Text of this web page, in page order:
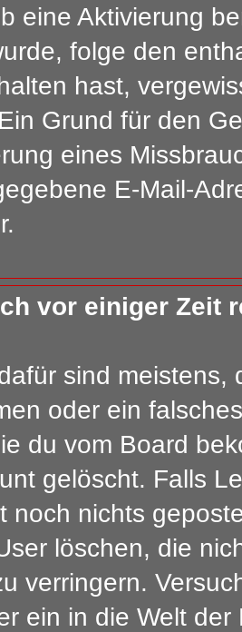
eine Aktivierung
folge den
hast,
Grund für den
eines
E-Mail-
vor einiger Zeit
sind
oder ein
du vom Board
gelöscht. Falls
noch nichts
löschen, die
verringern.
ein in die Welt der